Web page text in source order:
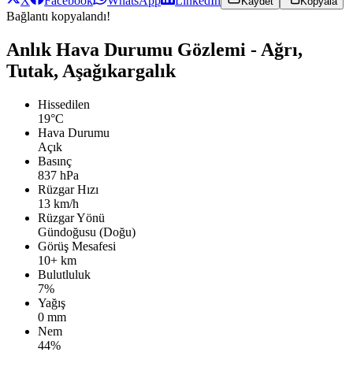
Bağlantı kopyalandı!
Anlık Hava Durumu Gözlemi - Ağrı,
Tutak, Aşağıkargalık
Hissedilen
19°C
Hava Durumu
Açık
Basınç
837 hPa
Rüzgar Hızı
13 km/h
Rüzgar Yönü
Gündoğusu (Doğu)
Görüş Mesafesi
10+ km
Bulutluluk
7%
Yağış
0 mm
Nem
44%